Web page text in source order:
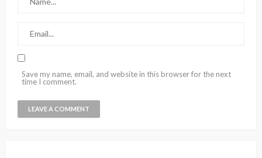
Save my name, email, and website in this browser for the next
time I comment.